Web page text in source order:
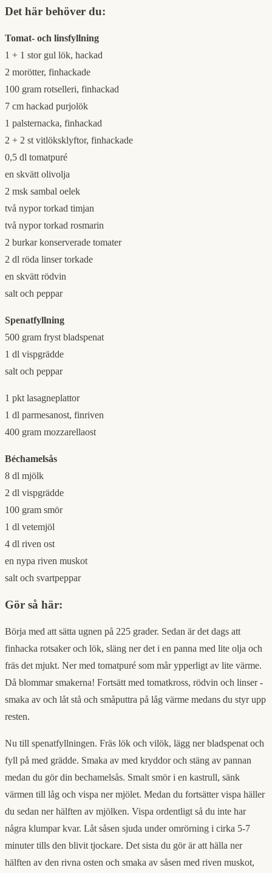
Det här behöver du:
Tomat- och linsfyllning
1 + 1 stor gul lök, hackad
2 morötter, finhackade
100 gram rotselleri, finhackad
7 cm hackad purjolök
1 palsternacka, finhackad
2 + 2 st vitlöksklyftor, finhackade
0,5 dl tomatpuré
en skvätt olivolja
2 msk sambal oelek
två nypor torkad timjan
två nypor torkad rosmarin
2 burkar konserverade tomater
2 dl röda linser torkade
en skvätt rödvin
salt och peppar
Spenatfyllning
500 gram fryst bladspenat
1 dl vispgrädde
salt och peppar
1 pkt lasagneplattor
1 dl parmesanost, finriven
400 gram mozzarellaost
Béchamelsås
8 dl mjölk
2 dl vispgrädde
100 gram smör
1 dl vetemjöl
4 dl riven ost
en nypa riven muskot
salt och svartpeppar
Gör så här:
Börja med att sätta ugnen på 225 grader. Sedan är det dags att
finhacka rotsaker och lök, släng ner det i en panna med lite olja och
fräs det mjukt. Ner med tomatpuré som mår ypperligt av lite värme.
Då blommar smakerna! Fortsätt med tomatkross, rödvin och linser -
smaka av och låt stå och småputtra på låg värme medans du styr upp
resten.
Nu till spenatfyllningen. Fräs lök och vilök, lägg ner bladspenat och
fyll på med grädde. Smaka av med kryddor och stäng av pannan
medan du gör din bechamelsås. Smalt smör i en kastrull, sänk
värmen till låg och vispa ner mjölet. Medan du fortsätter vispa häller
du sedan ner hälften av mjölken. Vispa ordentligt så du inte har
några klumpar kvar. Låt såsen sjuda under omrörning i cirka 5-7
minuter tills den blivit tjockare. Det sista du gör är att hälla ner
hälften av den rivna osten och smaka av såsen med riven muskot,